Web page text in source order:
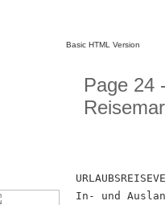
Basic HTML Version
Page 24
In- und